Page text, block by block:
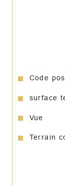
Caractéristiques
Code
surface
Vue
Terrain